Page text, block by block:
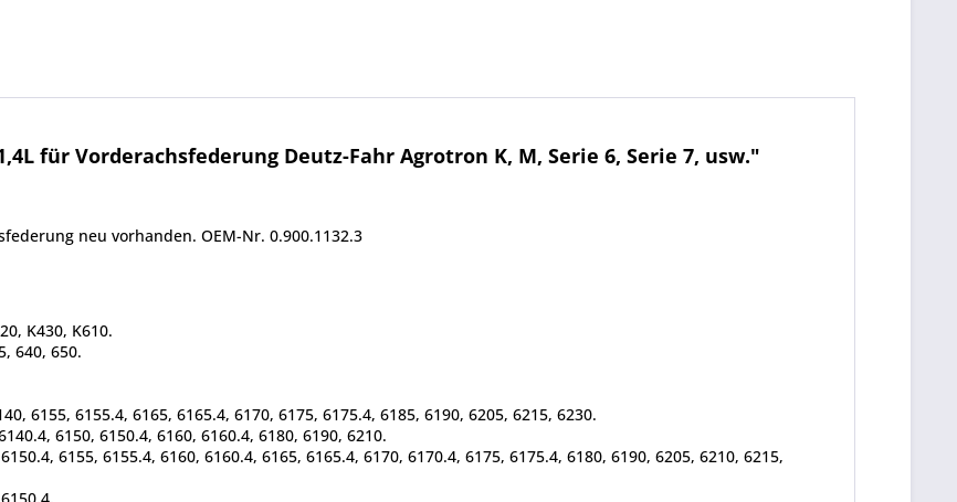
für Vorderachsfederung Deutz-Fahr Agrotron K, M, Serie 6, Serie 7, usw."
neu vorhanden. OEM-Nr. 0.900.1132.3
K430, K610.
640, 650.
6155, 6155.4, 6165, 6165.4, 6170, 6175, 6175.4, 6185, 6190, 6205, 6215, 6230.
6150, 6150.4, 6160, 6160.4, 6180, 6190, 6210.
6155, 6155.4, 6160, 6160.4, 6165, 6165.4, 6170, 6170.4, 6175, 6175.4, 6180, 6190, 6205, 6210, 6215,